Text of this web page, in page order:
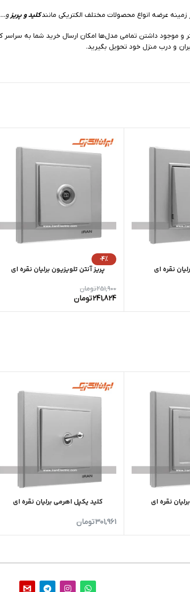
عرضه انواع محصولات مختلف الکتریکی مانندکلید و پریزو…
و درب منزل خود تحویل بگیرید.
نقره ای
-4%
پریز آنتن تلویزیون برلیان نقره ای
251,900تومان
241,824تومان
کلید یکپل اهرمی برلیان نقره ای
301,961تومان